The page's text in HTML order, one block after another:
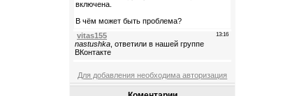
Для добавления необходима авторизация